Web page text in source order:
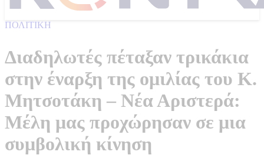
ΠΟΛΙΤΙΚΗ
Διαδηλωτές πέταξαν τρικάκια
στην έναρξη της ομιλίας του Κ.
Μητσοτάκη – Νέα Αριστερά:
Μέλη μας προχώρησαν σε μια
συμβολική κίνηση